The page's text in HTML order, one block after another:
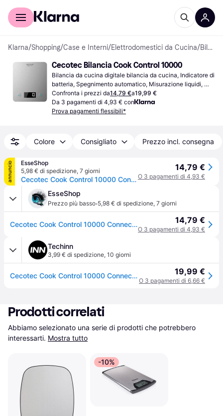
Per il tuo shopping
Klarna/Shopping/Case e Interni/Elettrodomestici da Cucina/ Bilance da cucina
Cecotec Bilancia Cook Control 10000
Bilancia da cucina digitale bilancia da cucina, Indicatore di
batteria, Spegnimento automatico, Misurazione liquidi,
Tara, Peso (massimo) 5kg, Altre unità di misura: Libbra (lb),
Millilitro (ml), Onza (oz), Grammo (g)
Confronta i prezzi da14,79 €a19,99 €
Da 3 pagamenti di 4,93 € con
Prova pagamenti flessibili*
Colore Consigliato Prezzo incl. consegna
annuncio
EsseShop
5,98 € di spedizione, 7 giorni
Cecotec Cook Control 10000 Connected Acciaio inox Superficie piana Rettangolo Bilancia da cucina elettronica
14,79 €
O 3 pagamenti di 4,93 €
EsseShop
Prezzo più basso·5,98 € di spedizione, 7 giorni
Cecotec Cook Control 10000 Connected Acciaio inox Superficie piana Rettangolo Bilancia da cucina elettronica 14,79 €
O 3 pagamenti di 4,93 €
Techinn
3,99 € di spedizione, 10 giorni
Cecotec Cook Control 10000 Connected Kitchen Scale Trasparente One Size / EU Plug 220V 19,99 €
O 3 pagamenti di 6,66 €
Prodotti correlati
Abbiamo selezionato una serie di prodotti che potrebbero
interessarti. Mostra tutto
-10%